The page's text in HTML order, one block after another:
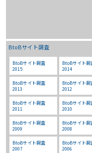
BtoBサイト調査
BtoBサイト調査
2015
BtoBサイト調
2014
BtoBサイト調査
2013
BtoBサイト調
2012
BtoBサイト調査
2011
BtoBサイト調
2010
BtoBサイト調査
2009
BtoBサイト調
2008
BtoBサイト調査
2007
BtoBサイト調
2006